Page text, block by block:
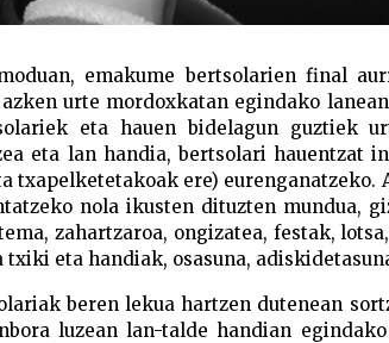
emakume bertsolarien final
urte mordoxkatan egindako
eta hauen bidelagun guztiek
eta lan handia, bertsolari hauentzat
txapelketetakoak ere)
nola ikusten dituzten mundua,
zahartzaroa, ongizatea, festak,
eta handiak, osasuna,
beren lekua hartzen dutenean
luzean lan-talde handian